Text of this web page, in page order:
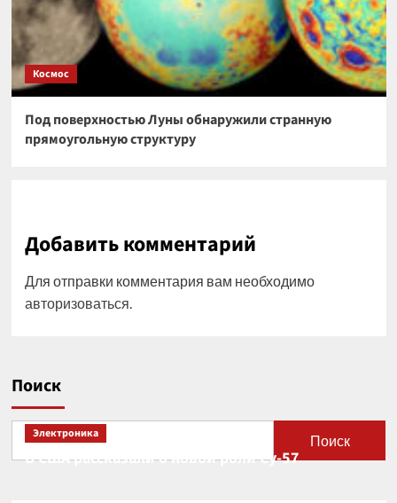
Космос
Под поверхностью Луны обнаружили странную
прямоугольную структуру
Добавить комментарий
Для отправки комментария вам необходимо
авторизоваться.
Поиск
Поиск
Электроника
В США рассказали о новой роли Су-57